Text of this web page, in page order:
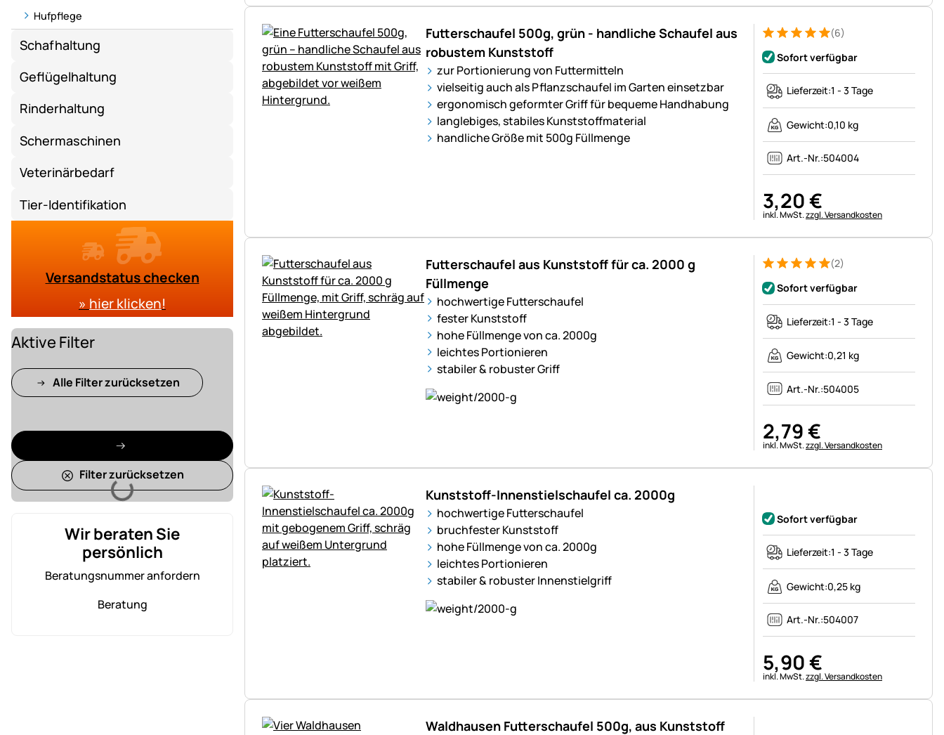
Hufpflege
Schafhaltung
Geflügelhaltung
Rinderhaltung
Schermaschinen
Veterinärbedarf
Tier-Identifikation
Versandstatus checken
» hier klicken!
Lädt
Aktive Filter
Alle Filter zurücksetzen
Filter zurücksetzen
Wir beraten Sie
persönlich
Beratungsnummer anfordern
Beratung
Futterschaufel 500g, grün - handliche Schaufel aus
robustem Kunststoff
zur Portionierung von Futtermitteln
vielseitig auch als Pflanzschaufel im Garten einsetzbar
ergonomisch geformter Griff für bequeme Handhabung
langlebiges, stabiles Kunststoffmaterial
handliche Größe mit 500g Füllmenge
Bewertung: 5 von 5 (6 Bewertungen)
6 Bewertungen (6)
Sofort verfügbar
Lieferzeit:1 - 3 Tage
Gewicht:0,10 kg
Art.-Nr.:504004
3,20€
Steuerhinweis:
inkl. MwSt.zzgl. Versandkosten
Futterschaufel aus Kunststoff für ca. 2000 g
Füllmenge
hochwertige Futterschaufel
fester Kunststoff
hohe Füllmenge von ca. 2000g
leichtes Portionieren
stabiler & robuster Griff
Bewertung: 5 von 5 (2 Bewertungen)
2 Bewertungen (2)
Sofort verfügbar
Lieferzeit:1 - 3 Tage
Gewicht:0,21 kg
Art.-Nr.:504005
2,79€
Steuerhinweis:
inkl. MwSt.zzgl. Versandkosten
Kunststoff-Innenstielschaufel ca. 2000g
hochwertige Futterschaufel
bruchfester Kunststoff
hohe Füllmenge von ca. 2000g
leichtes Portionieren
stabiler & robuster Innenstielgriff
Sofort verfügbar
Lieferzeit:1 - 3 Tage
Gewicht:0,25 kg
Art.-Nr.:504007
5,90€
Steuerhinweis:
inkl. MwSt.zzgl. Versandkosten
Waldhausen Futterschaufel 500g, aus Kunststoff